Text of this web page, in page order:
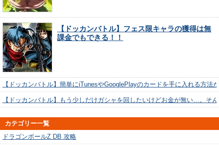
【ドッカンバトル】フェス限キャラの獲得は無
課金でもできる！！
【ドッカンバトル】簡単にiTunesやGooglePlayのカードを手に入れる方法
【ドッカンバトル】もう少しだけガシャを回したいけどお金が無い…。そ
カテゴリー一覧
ドラゴンボールZ DB 攻略